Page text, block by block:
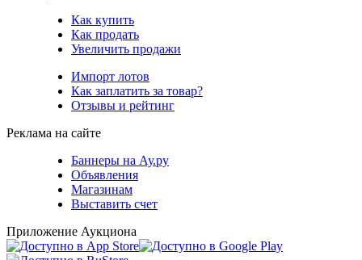
Как купить
Как продать
Увеличить продажи
Импорт лотов
Как заплатить за товар?
Отзывы и рейтинг
Реклама на сайте
Баннеры на Ау.ру
Объявления
Магазинам
Выставить счет
Приложение Аукциона